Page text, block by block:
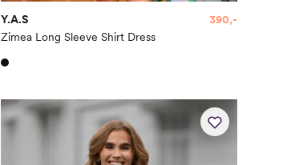
Y.A.S
Zimea Long Sleeve Shirt Dress
390,-